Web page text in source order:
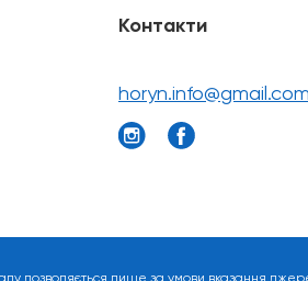
Контакти
horyn.info@gmail.com
дозволяється лише за умови вказання